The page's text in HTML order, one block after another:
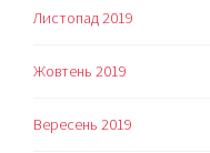
Листопад 2019
Жовтень 2019
Вересень 2019